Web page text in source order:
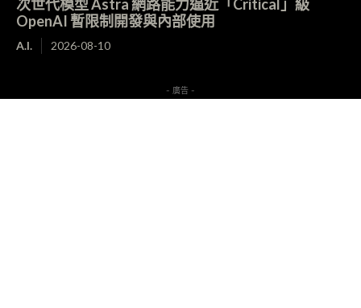
次世代模型 Astra 網路能力逼近「Critical」級
OpenAI 暫限制開發與內部使用
A.I. 2026-08-10
- 廣告 -